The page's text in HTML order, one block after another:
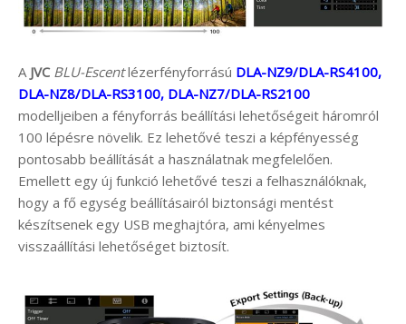
A JVC BLU-Escentlézerfényforrású DLA-NZ9/DLA-RS4100,
DLA-NZ8/DLA-RS3100, DLA-NZ7/DLA-RS2100
modelljeiben a fényforrás beállítási lehetőségeit háromról
100 lépésre növelik. Ez lehetővé teszi a képfényesség
pontosabb beállítását a használatnak megfelelően.
Emellett egy új funkció lehetővé teszi a felhasználóknak,
hogy a fő egység beállításairól biztonsági mentést
készítsenek egy USB meghajtóra, ami kényelmes
visszaállítási lehetőséget biztosít.